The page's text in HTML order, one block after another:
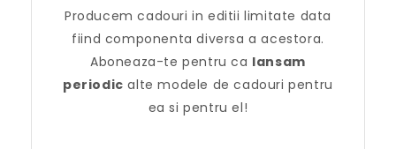
Producem cadouri in editii limitate data
fiind componenta diversa a acestora.
Aboneaza-te pentru ca lansam
periodic alte modele de cadouri pentru
ea si pentru el!